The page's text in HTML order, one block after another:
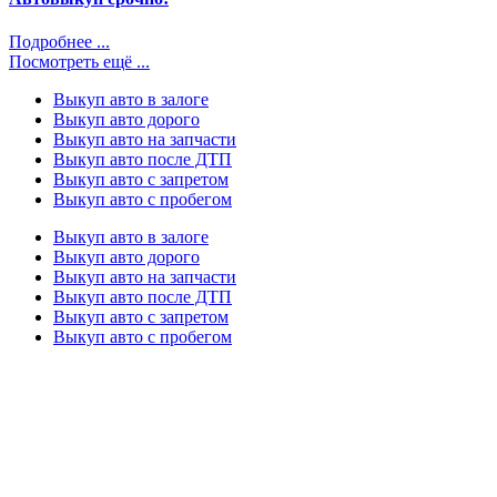
Подробнее ...
Посмотреть ещё ...
Выкуп авто в залоге
Выкуп авто дорого
Выкуп авто на запчасти
Выкуп авто после ДТП
Выкуп авто с запретом
Выкуп авто с пробегом
Выкуп авто в залоге
Выкуп авто дорого
Выкуп авто на запчасти
Выкуп авто после ДТП
Выкуп авто с запретом
Выкуп авто с пробегом